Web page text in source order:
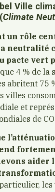
Ville
Climate
un rôle
neutralité
pacte vert
4 % de
abritent 75
villes
et
de
aider
les